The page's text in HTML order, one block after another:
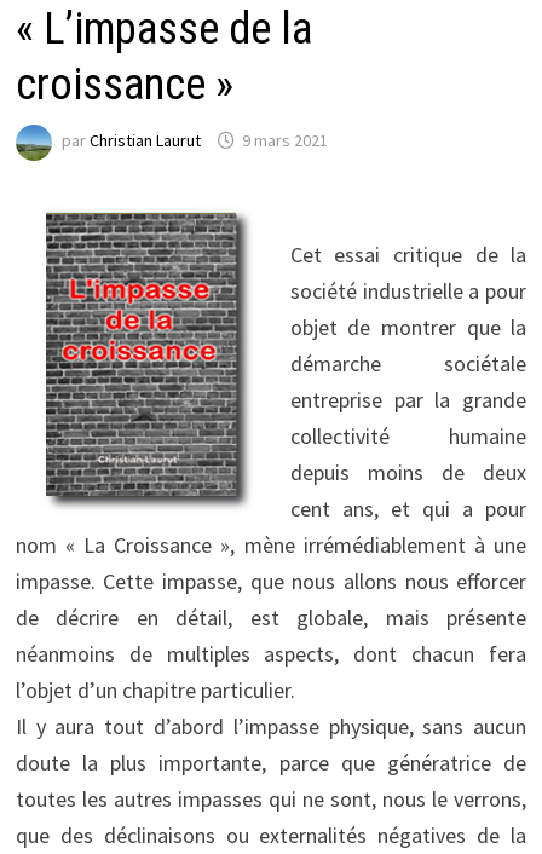
« L’impasse de la
croissance »
parChristian Laurut 9 mars 2021
Cet essai critique de la
société industrielle a pour
objet de montrer que la
démarche sociétale
entreprise par la grande
collectivité humaine
depuis moins de deux
cent ans, et qui a pour
nom « La Croissance », mène irrémédiablement à une
impasse. Cette impasse, que nous allons nous efforcer
de décrire en détail, est globale, mais présente
néanmoins de multiples aspects, dont chacun fera
l’objet d’un chapitre particulier.
Il y aura tout d’abord l’impasse physique, sans aucun
doute la plus importante, parce que génératrice de
toutes les autres impasses qui ne sont, nous le verrons,
que des déclinaisons ou externalités négatives de la